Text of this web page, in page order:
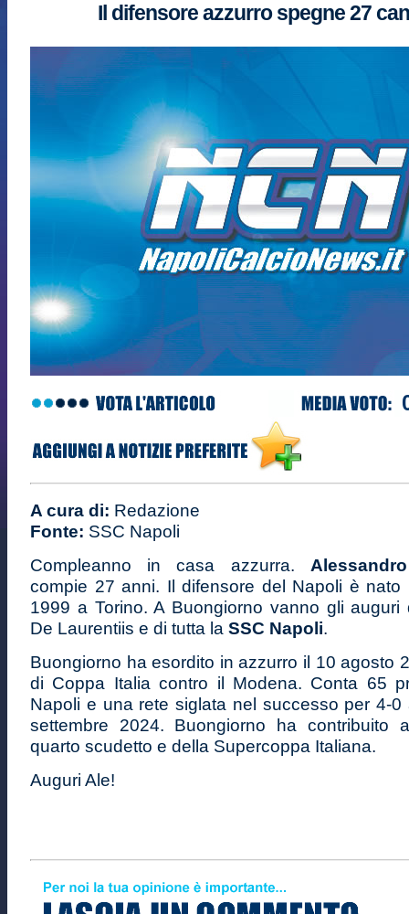
Il difensore azzurro spegne 27
A cura di: Redazione
Fonte: SSC Napoli
Compleanno in casa azzurra.
compie 27 anni. Il difensore del Napoli è nato
1999 a Torino. A Buongiorno vanno gli auguri
De Laurentiis e di tutta la SSC Napoli.
Buongiorno ha esordito in azzurro il 10 agosto
di Coppa Italia contro il Modena. Conta 65
Napoli e una rete siglata nel successo per 4-0
settembre 2024. Buongiorno ha contribuito
quarto scudetto e della Supercoppa Italiana.
Auguri Ale!